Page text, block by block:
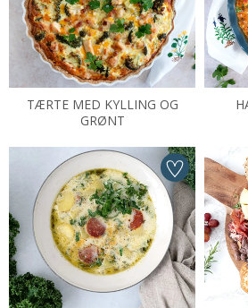
TÆRTE MED KYLLING OG
GRØNT